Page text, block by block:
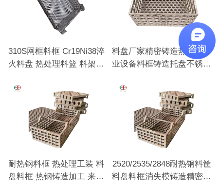
310S网框料框 Cr19Ni38淬
火料盘 热处理料篮 料架工
料盘厂家精密铸造热处理行
业设备料框铸造托盘不锈钢
耐热钢料框 热处理工装 料
盘料框 热钢铸造加工 来图
2520/2535/2848耐热钢料筐
料盘料框消失模铸造精密铸